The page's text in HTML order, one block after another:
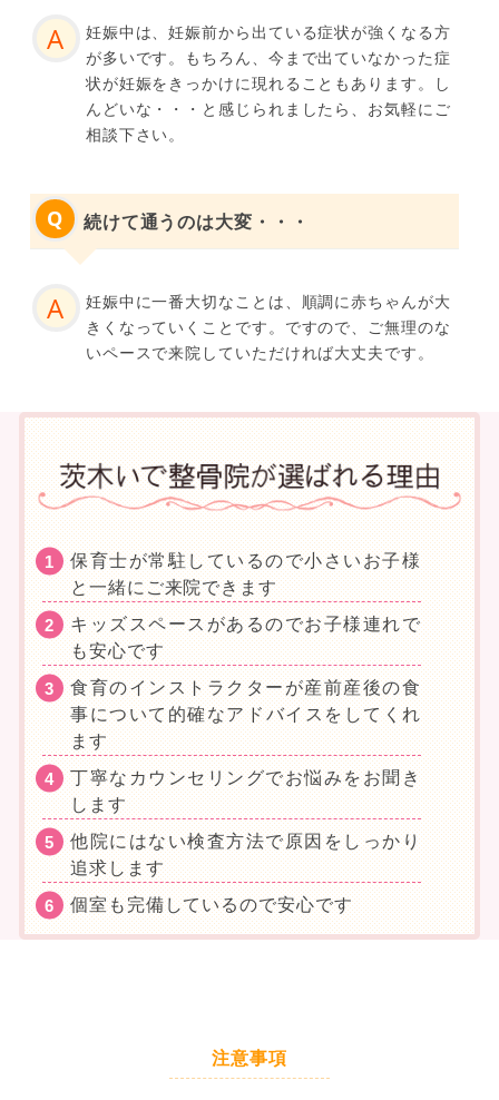
妊娠中は、妊娠前から出ている症状が強くなる方
が多いです。もちろん、今まで出ていなかった症
状が妊娠をきっかけに現れることもあります。し
んどいな・・・と感じられましたら、お気軽にご
相談下さい。
続けて通うのは大変・・・
妊娠中に一番大切なことは、順調に赤ちゃんが大
きくなっていくことです。ですので、ご無理のな
いペースで来院していただければ大丈夫です。
保育士が常駐しているので小さいお子様
と一緒にご来院できます
キッズスペースがあるのでお子様連れで
も安心です
食育のインストラクターが産前産後の食
事について的確なアドバイスをしてくれ
ます
丁寧なカウンセリングでお悩みをお聞き
します
他院にはない検査方法で原因をしっかり
追求します
個室も完備しているので安心です
注意事項